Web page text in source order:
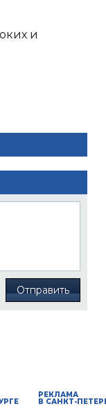
и
Отправить
РЕКЛАМА
В САНКТ-